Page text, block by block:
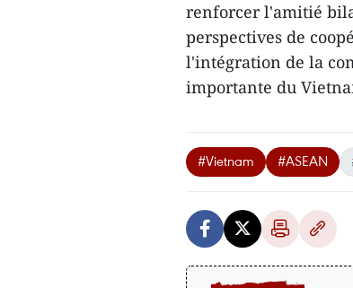
renforcer l'amitié
perspectives de
l'intégration de la
importante du
#Vietnam #ASEAN